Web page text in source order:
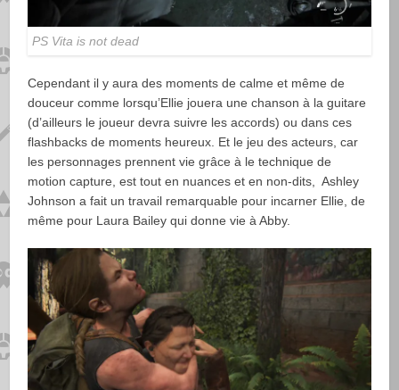
PS Vita is not dead
Cependant il y aura des moments de calme et même de
douceur comme lorsqu’Ellie jouera une chanson à la guitare
(d’ailleurs le joueur devra suivre les accords) ou dans ces
flashbacks de moments heureux. Et le jeu des acteurs, car
les personnages prennent vie grâce à le technique de
motion capture, est tout en nuances et en non-dits, Ashley
Johnson a fait un travail remarquable pour incarner Ellie, de
même pour Laura Bailey qui donne vie à Abby.